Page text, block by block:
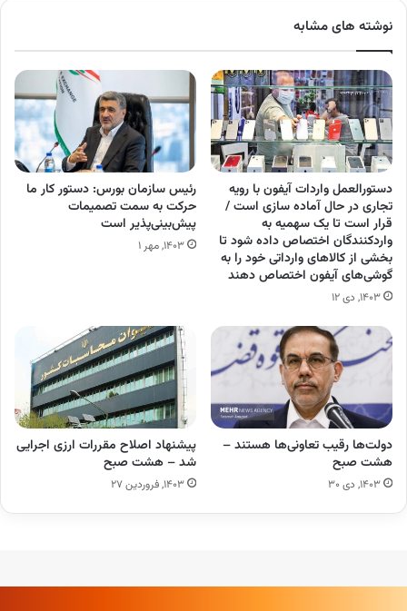
نوشته های مشابه
دستورالعمل واردات آیفون با رویه
تجاری در حال آماده سازی است /
قرار است تا یک سهمیه به
واردکنندگان اختصاص داده شود تا
بخشی از کالاهای وارداتی خود را به
گوشی‌های آیفون اختصاص دهند
۱۴۰۳, دی ۱۲
رئیس سازمان بورس: دستور کار ما
حرکت به سمت تصمیمات
پیش‌بینی‌پذیر است
۱۴۰۳, مهر ۱
دولت‌ها رقیب تعاونی‌ها هستند –
هشت صبح
۱۴۰۳, دی ۳۰
پیشنهاد اصلاح مقررات ارزی اجرایی
شد – هشت صبح
۱۴۰۳, فروردین ۲۷